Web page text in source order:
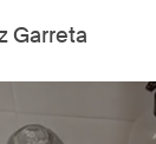
Garreta